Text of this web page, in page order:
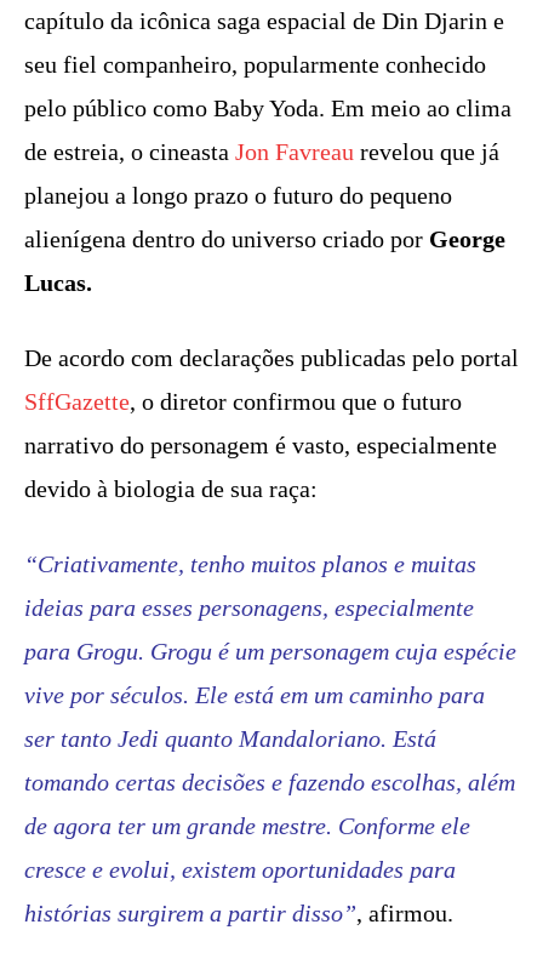
capítulo da icônica saga espacial de Din Djarin e
seu fiel companheiro, popularmente conhecido
pelo público como Baby Yoda. Em meio ao clima
de estreia, o cineasta Jon Favreau revelou que já
planejou a longo prazo o futuro do pequeno
alienígena dentro do universo criado por George
Lucas.
De acordo com declarações publicadas pelo portal
SffGazette, o diretor confirmou que o futuro
narrativo do personagem é vasto, especialmente
devido à biologia de sua raça:
“Criativamente, tenho muitos planos e muitas
ideias para esses personagens, especialmente
para Grogu. Grogu é um personagem cuja espécie
vive por séculos. Ele está em um caminho para
ser tanto Jedi quanto Mandaloriano. Está
tomando certas decisões e fazendo escolhas, além
de agora ter um grande mestre. Conforme ele
cresce e evolui, existem oportunidades para
histórias surgirem a partir disso”, afirmou.